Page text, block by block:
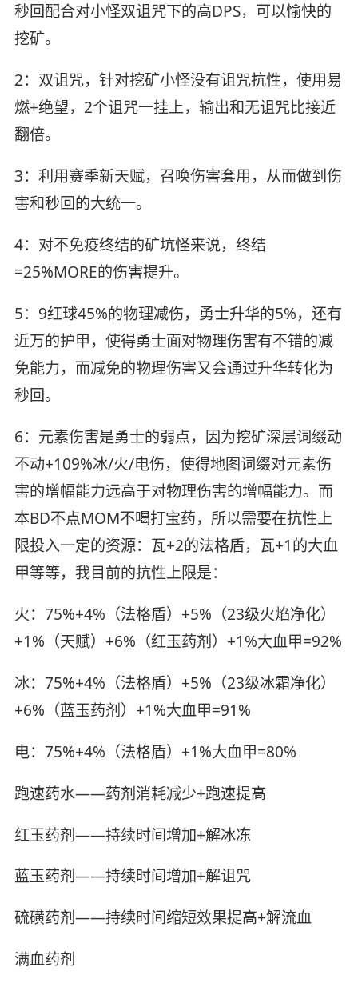
秒回配合对小怪双诅咒下的高DPS，可以愉快的
挖矿。
2：双诅咒，针对挖矿小怪没有诅咒抗性，使用易
燃+绝望，2个诅咒一挂上，输出和无诅咒比接近
翻倍。
3：利用赛季新天赋，召唤伤害套用，从而做到伤
害和秒回的大统一。
4：对不免疫终结的矿坑怪来说，终结
=25%MORE的伤害提升。
5：9红球45%的物理减伤，勇士升华的5%，还有
近万的护甲，使得勇士面对物理伤害有不错的减
免能力，而减免的物理伤害又会通过升华转化为
秒回。
6：元素伤害是勇士的弱点，因为挖矿深层词缀动
不动+109%冰/火/电伤，使得地图词缀对元素伤
害的增幅能力远高于对物理伤害的增幅能力。而
本BD不点MOM不喝打宝药，所以需要在抗性上
限投入一定的资源：瓦+2的法格盾，瓦+1的大血
甲等等，我目前的抗性上限是：
火：75%+4%（法格盾）+5%（23级火焰净化）
+1%（天赋）+6%（红玉药剂）+1%大血甲=92%
冰：75%+4%（法格盾）+5%（23级冰霜净化）
+6%（蓝玉药剂）+1%大血甲=91%
电：75%+4%（法格盾）+1%大血甲=80%
跑速药水——药剂消耗减少+跑速提高
红玉药剂——持续时间增加+解冰冻
蓝玉药剂——持续时间增加+解诅咒
硫磺药剂——持续时间缩短效果提高+解流血
满血药剂